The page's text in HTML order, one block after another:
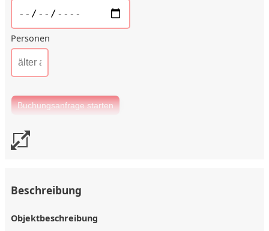
Personen
Beschreibung
Objektbeschreibung